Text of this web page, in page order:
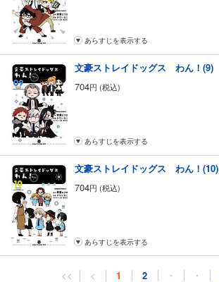
あらすじを表示する
文豪ストレイドッグス わん！(9)
704円 (税込)
あらすじを表示する
文豪ストレイドッグス わん！(10)
704円 (税込)
あらすじを表示する
文豪ストレイドッグス わん！(11)
<< < 1 2 ・ ・